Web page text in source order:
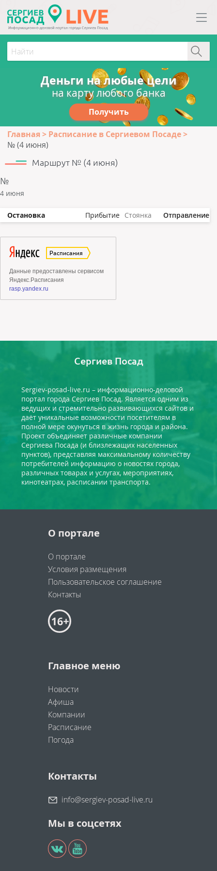
Деньги на любые цели
на карту любого банка
Получить
Главная
Расписание в Сергиевом Посаде
№ (4 июня)
Маршрут № (4 июня)
№
4 июня
Остановка Прибытие Стоянка Отправление
Сергиев Посад
Sergiev-posad-live.ru – информационно-деловой
портал города Сергиев Посад. Является одним из
ведущих и стремительно развивающихся сайтов и
даёт уникальные возможности посетителям в
полной мере окунуться в жизнь города и района.
Проект объединяет различные компании
Сергиева Посада (и близлежащих населенных
пунктов), представляя максимальному количеству
потребителей информацию о новостях города,
различных товарах и услугах, мероприятиях,
кинотеатрах, расписании транспорта.
О портале
О портале
Условия размещения
Пользовательское соглашение
Контакты
Главное меню
Новости
Афиша
Компании
Расписание
Погода
Контакты
info@sergiev-posad-live.ru
Мы в соцсетях